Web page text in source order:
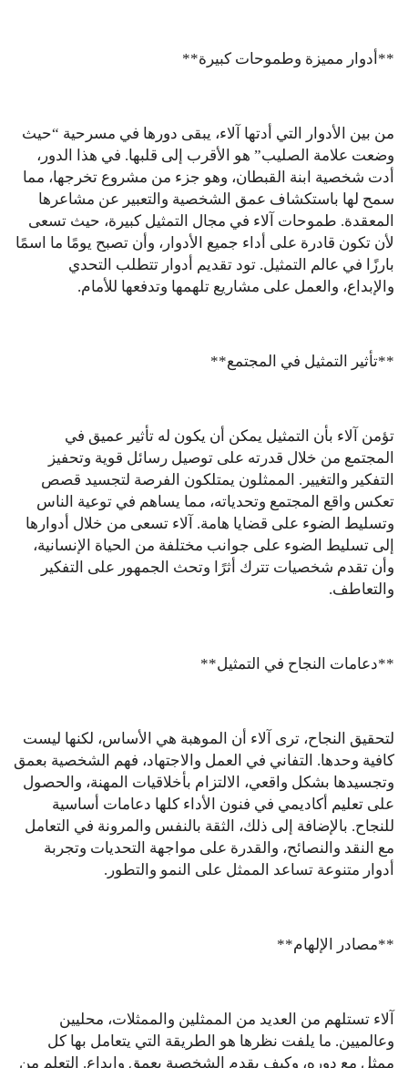
**أدوار مميزة وطموحات كبيرة**
من بين الأدوار التي أدتها آلاء، يبقى دورها في مسرحية “حيث
وضعت علامة الصليب” هو الأقرب إلى قلبها. في هذا الدور،
أدت شخصية ابنة القبطان، وهو جزء من مشروع تخرجها، مما
سمح لها باستكشاف عمق الشخصية والتعبير عن مشاعرها
المعقدة. طموحات آلاء في مجال التمثيل كبيرة، حيث تسعى
لأن تكون قادرة على أداء جميع الأدوار، وأن تصبح يومًا ما اسمًا
بارزًا في عالم التمثيل. تود تقديم أدوار تتطلب التحدي
والإبداع، والعمل على مشاريع تلهمها وتدفعها للأمام.
**تأثير التمثيل في المجتمع**
تؤمن آلاء بأن التمثيل يمكن أن يكون له تأثير عميق في
المجتمع من خلال قدرته على توصيل رسائل قوية وتحفيز
التفكير والتغيير. الممثلون يمتلكون الفرصة لتجسيد قصص
تعكس واقع المجتمع وتحدياته، مما يساهم في توعية الناس
وتسليط الضوء على قضايا هامة. آلاء تسعى من خلال أدوارها
إلى تسليط الضوء على جوانب مختلفة من الحياة الإنسانية،
وأن تقدم شخصيات تترك أثرًا وتحث الجمهور على التفكير
والتعاطف.
**دعامات النجاح في التمثيل**
لتحقيق النجاح، ترى آلاء أن الموهبة هي الأساس، لكنها ليست
كافية وحدها. التفاني في العمل والاجتهاد، فهم الشخصية بعمق
وتجسيدها بشكل واقعي، الالتزام بأخلاقيات المهنة، والحصول
على تعليم أكاديمي في فنون الأداء كلها دعامات أساسية
للنجاح. بالإضافة إلى ذلك، الثقة بالنفس والمرونة في التعامل
مع النقد والنصائح، والقدرة على مواجهة التحديات وتجربة
أدوار متنوعة تساعد الممثل على النمو والتطور.
**مصادر الإلهام**
آلاء تستلهم من العديد من الممثلين والممثلات، محليين
وعالميين. ما يلفت نظرها هو الطريقة التي يتعامل بها كل
ممثل مع دوره، وكيف يقدم الشخصية بعمق وإبداع. التعلم من